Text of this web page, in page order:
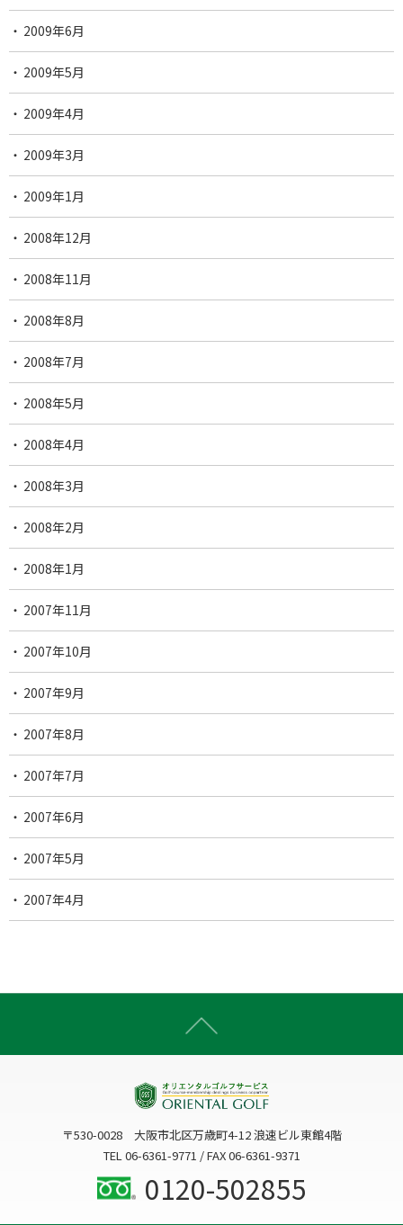
2009年6月
2009年5月
2009年4月
2009年3月
2009年1月
2008年12月
2008年11月
2008年8月
2008年7月
2008年5月
2008年4月
2008年3月
2008年2月
2008年1月
2007年11月
2007年10月
2007年9月
2007年8月
2007年7月
2007年6月
2007年5月
2007年4月
〒530-0028 大阪市北区万歳町4-12 浪速ビル東館4階
TEL 06-6361-9771 / FAX 06-6361-9371
0120-502855